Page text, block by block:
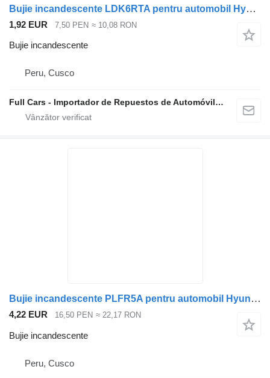
Bujie incandescente LDK6RTA pentru automobil Hyundai Accent
1,92 EUR 7,50 PEN ≈ 10,08 RON
Bujie incandescente
Peru, Cusco
Full Cars - Importador de Repuestos de Automóviles al Por Mayor
Bujie incandescente PLFR5A pentru automobil Hyundai Santa Fe
4,22 EUR 16,50 PEN ≈ 22,17 RON
Bujie incandescente
Peru, Cusco